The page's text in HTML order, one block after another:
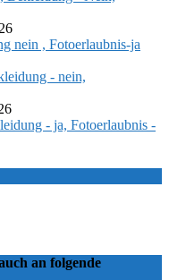
nein , Fotoerlaubnis-ja
- nein,
- ja, Fotoerlaubnis -
an folgende